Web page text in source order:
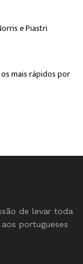
e Piastri
mais rápidos por
de levar toda
portugueses